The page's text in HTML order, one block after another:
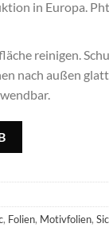
in Europa.
reinigen.
nach außen
, Folien, Motivfolien,